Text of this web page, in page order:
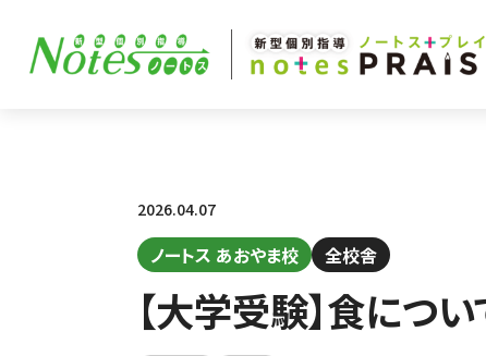
2026.04.07
ノートス あおやま校 全校舎
【大学受験】食につ